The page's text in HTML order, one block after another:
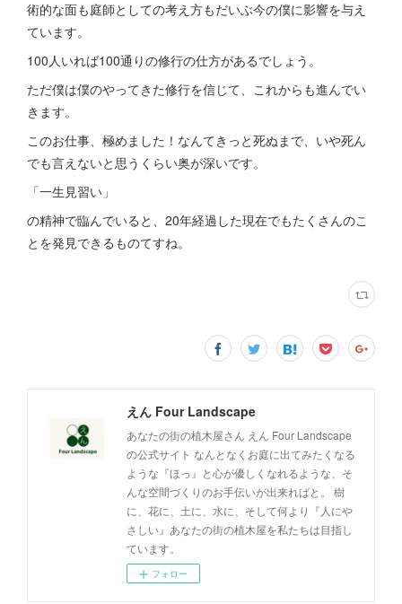
術的な面も庭師としての考え方もだいぶ今の僕に影響を与え
ています。
100人いれば100通りの修行の仕方があるでしょう。
ただ僕は僕のやってきた修行を信じて、これからも進んでい
きます。
このお仕事、極めました！なんてきっと死ぬまで、いや死ん
でも言えないと思うくらい奥が深いです。
「一生見習い」
の精神で臨んでいると、20年経過した現在でもたくさんのこ
とを発見できるものてすね。
えん Four Landscape
あなたの街の植木屋さん えん Four Landscape
の公式サイト なんとなくお庭に出てみたくなる
ような『ほっ』と心が優しくなれるような、そ
んな空間づくりのお手伝いが出来ればと。 樹
に、花に、土に、水に、そして何より『人にや
さしい』あなたの街の植木屋を私たちは目指し
ています。
フォロー